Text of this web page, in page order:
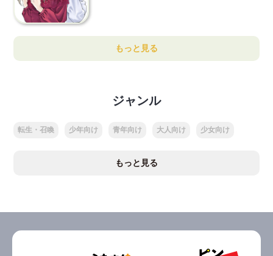
もっと見る
ジャンル
転生・召喚 少年向け 青年向け 大人向け 少女向け
もっと見る